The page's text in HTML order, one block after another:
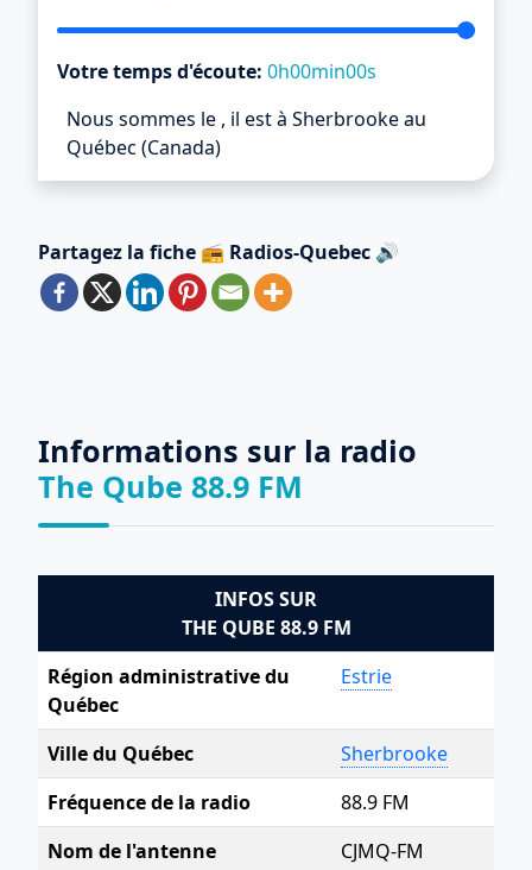
Votre temps d'écoute: 0h00min00s
Nous sommes le , il està Sherbrooke au
Québec (Canada)
Partagez la fiche 📻 Radios-Quebec 🔊
Informations sur la radio
The Qube 88.9 FM
INFOS SUR
THE QUBE 88.9 FM
Région administrative du
Québec
Estrie
Ville du Québec
Sherbrooke
Fréquence de la radio
88.9 FM
Nom de l'antenne
CJMQ-FM